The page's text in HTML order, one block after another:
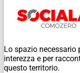
Lo spazio necessario
interezza e per
questo territorio.